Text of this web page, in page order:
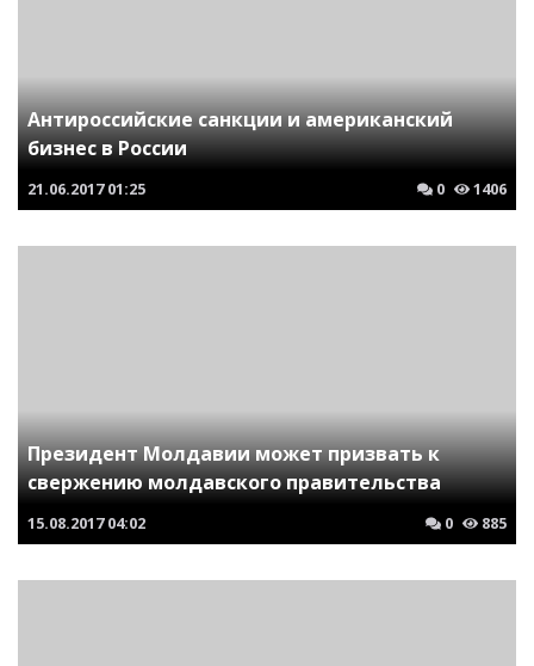
Антироссийские санкции и американский
бизнес в России
21.06.2017 01:25 0 1406
Президент Молдавии может призвать к
свержению молдавского правительства
15.08.2017 04:02 0 885